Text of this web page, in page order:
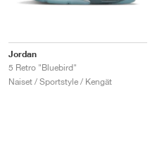
Jordan
5 Retro "Bluebird"
Naiset / Sportstyle / Kengät